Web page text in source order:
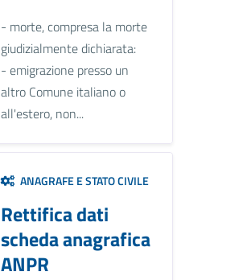
- morte, compresa la morte
giudizialmente dichiarata:
- emigrazione presso un
altro Comune italiano o
all'estero, non...
ANAGRAFE E STATO CIVILE
Rettifica dati
scheda anagrafica
ANPR